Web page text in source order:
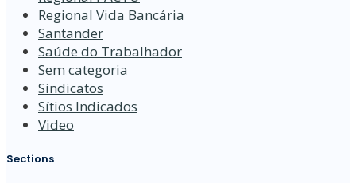
Regional Vida Bancária
Santander
Saúde do Trabalhador
Sem categoria
Sindicatos
Sítios Indicados
Video
Sections